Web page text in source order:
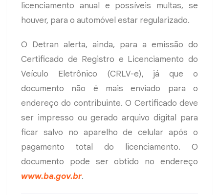
licenciamento anual e possíveis multas, se
houver, para o automóvel estar regularizado.
O Detran alerta, ainda, para a emissão do
Certificado de Registro e Licenciamento do
Veículo Eletrônico (CRLV-e), já que o
documento não é mais enviado para o
endereço do contribuinte. O Certificado deve
ser impresso ou gerado arquivo digital para
ficar salvo no aparelho de celular após o
pagamento total do licenciamento. O
documento pode ser obtido no endereço
www.ba.gov.br.